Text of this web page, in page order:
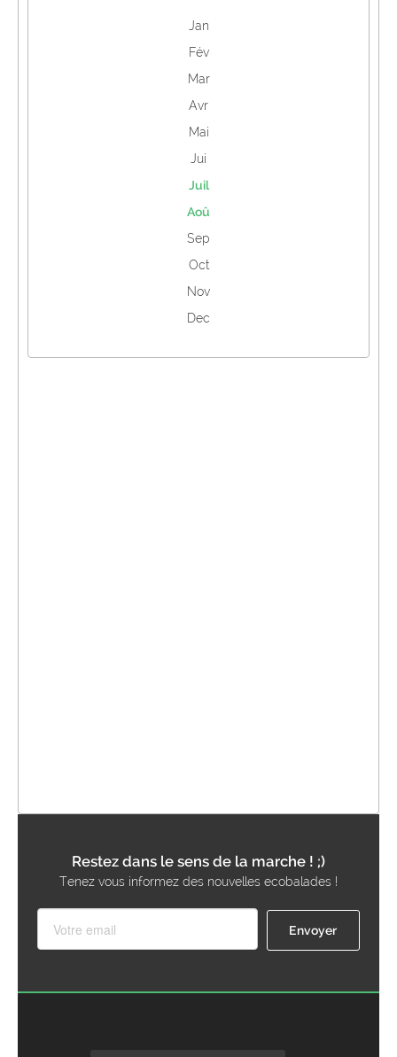
Jan
Fév
Mar
Avr
Mai
Jui
Juil
Aoû
Sep
Oct
Nov
Dec
Restez dans le sens de la marche ! ;)
Tenez vous informez des nouvelles ecobalades !